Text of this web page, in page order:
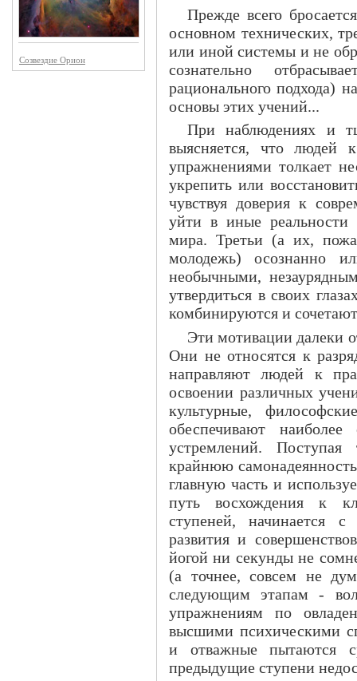
Созвездие Орион
Прежде всего
основном технических,
или иной системы и не
сознательно
рационального подхода)
основы этих учений...
При наблюдениях и
выясняется, что людей
упражнениями толкает
укрепить или
чувствуя доверия к
уйти в иные
мира. Третьи (а их,
молодежь) осознанно
необычными,
утвердиться в своих
комбинируются и
Эти мотивации далеки
Они не относятся к
направляют людей к
освоении различных
культурные,
обеспечивают
устремлений. Поступая
крайнюю
главную часть и
путь восхождения к
ступеней, начинается
развития и
йогой ни секунды не
(а точнее, совсем не
следующим этапам -
упражнениям по
высшими психическими
и отважные пытаются
предыдущие ступени